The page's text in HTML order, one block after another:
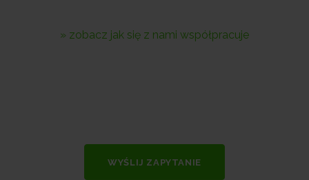
» zobacz jak się z nami współpracuje
WYŚLIJ ZAPYTANIE